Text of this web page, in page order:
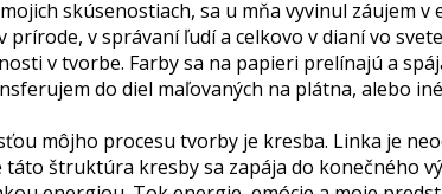
skúsenostiach, sa u mňa vyvinul záujem
prírode, v správaní ľudí a celkovo v dianí vo
v tvorbe. Farby sa na papieri prelínajú a
do diel maľovaných na plátna, alebo
môjho procesu tvorby je kresba. Linka je
štruktúra kresby sa zapája do konečného